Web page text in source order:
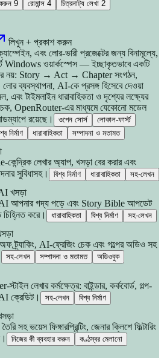
9 রোমান্স 4 চিত্রনাট্য লেখা 2
লিখুন + প্রকাশ করুন
এবং লোর-ভারী প্রজেক্টের জন্য বিনামূল্যে,
Windows ওয়ার্কস্পেস — ইচ্ছাকৃতভাবে একটি
নয়: Story → Act → Chapter সংগঠন,
ব্যবস্থাপনা, AI-কে প্রসঙ্গ হিসেবে দেওয়া
এবং টাইমলাইন ধারাবাহিকতা ও দৃশ্যের লক্ষ্যের
OpenRouter-এর মাধ্যমে যেকোনো মডেল
রয়েছে।
ওপেন সোর্স
লোকাল-ফার্স্ট
নির্মাণ ধারাবাহিকতা সম্পাদনা ও মতামত
লেখার অ্যাপ, খসড়া বের করার এবং
সুবিধাসহ।
বিশ্ব নির্মাণ ধারাবাহিকতা সহ-লেখন
খসড়া
AI আপনার গদ্য পড়ে এবং Story Bible আপডেট
চিহ্নিত করে।
ধারাবাহিকতা বিশ্ব নির্মাণ সহ-লেখন
ট্র্যাকিং, AI-ফ্রেজিং চেক এবং গল্পের অডিও সহ
সহ-লেখন সম্পাদনা ও মতামত অডিওবুক
লেখার কর্মক্ষেত্র: বাইন্ডার, কর্কবোর্ড, গল্প-
ক্রেডিট।
সহ-লেখন বিশ্ব নির্মাণ
সহ ভয়েস ফিঙ্গারপ্রিন্টিং, জেনার ক্লিশে ফিল্টারিং
নিজের কী ব্যবহার করুন
কণ্ঠস্বর মেলানো